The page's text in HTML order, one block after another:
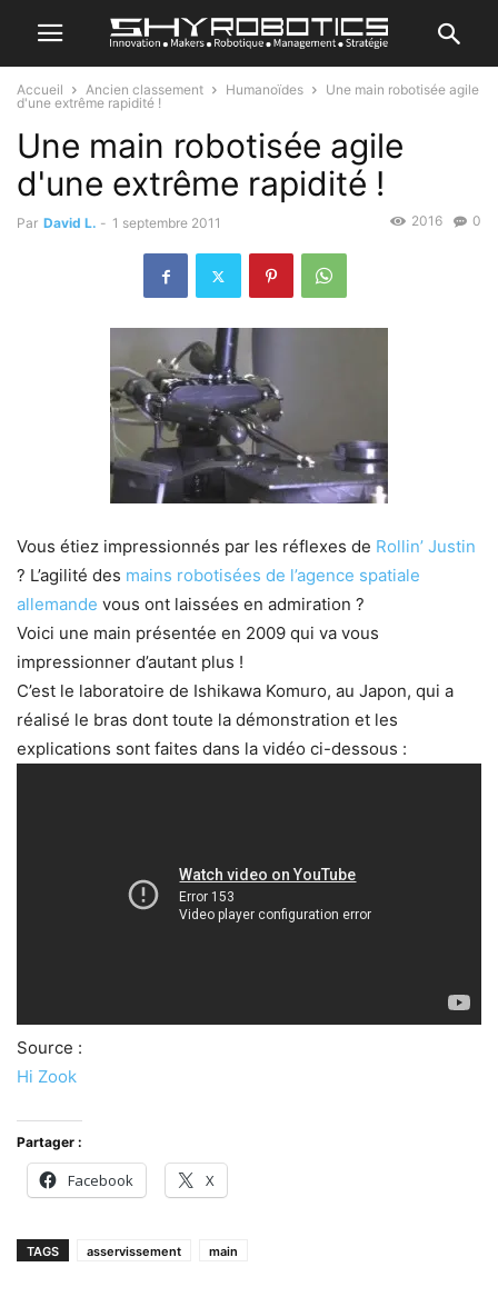
Accueil Ancien classement Humanoïdes
Une main robotisée agile
d'une extrême rapidité !
Une main robotisée agile
d'une extrême rapidité !
Par David L. - 1 septembre 2011 0
2016
Vous étiez impressionnés par les réflexes de Rollin’ Justin
? L’agilité des mains robotisées de l’agence spatiale
allemande vous ont laissées en admiration ?
Voici une main présentée en 2009 qui va vous
impressionner d’autant plus !
C’est le laboratoire de Ishikawa Komuro, au Japon, qui a
réalisé le bras dont toute la démonstration et les
explications sont faites dans la vidéo ci-dessous :
Source :
Hi Zook
Partager :
Facebook X
TAGS asservissement main